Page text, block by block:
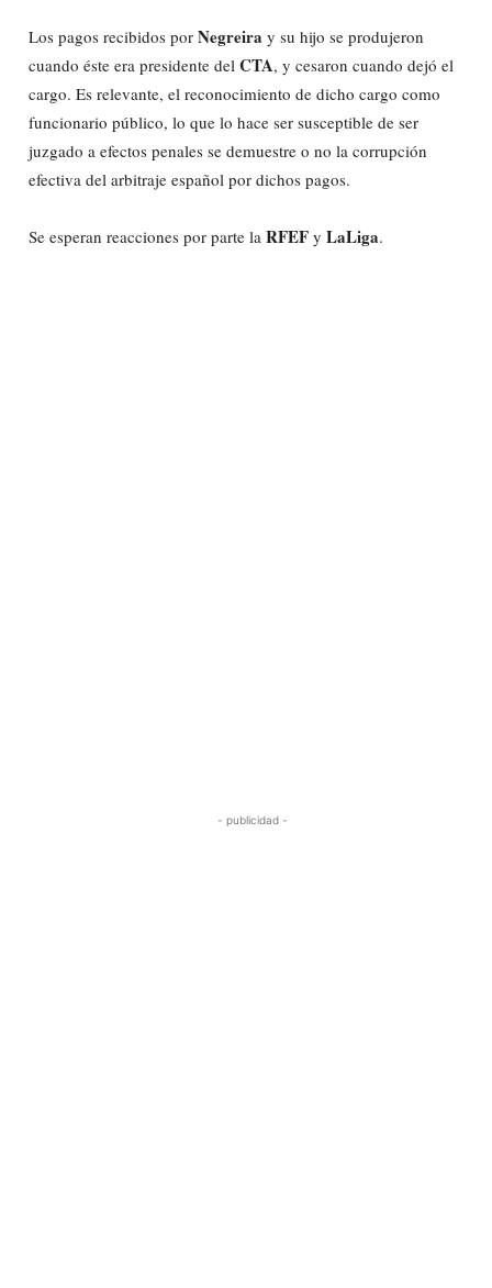
Los pagos recibidos por Negreira y su hijo se produjeron
cuando éste era presidente del CTA, y cesaron cuando dejó el
cargo. Es relevante, el reconocimiento de dicho cargo como
funcionario público, lo que lo hace ser susceptible de ser
juzgado a efectos penales se demuestre o no la corrupción
efectiva del arbitraje español por dichos pagos.
Se esperan reacciones por parte la RFEF y LaLiga.
- publicidad -